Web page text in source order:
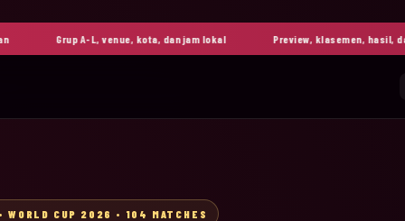
Grup A-L, venue, kota, dan jam lokal Preview, klasemen, hasil, dan
WORLD CUP 2026 • 104 MATCHES